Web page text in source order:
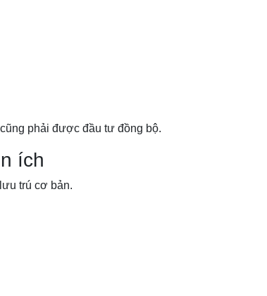
phải được đầu tư đồng bộ.
ích
trú cơ bản.